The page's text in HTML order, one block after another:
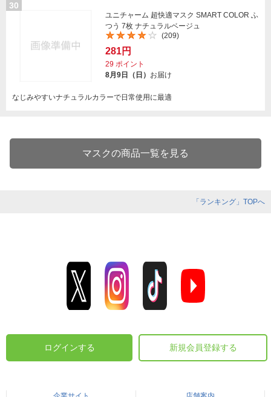
30
ユニチャーム 超快適マスク SMART COLOR ふ
つう 7枚 ナチュラルベージュ
(209)
281円
29 ポイント
8月9日（日） お届け
なじみやすいナチュラルカラーで日常使用に最適
マスクの商品一覧を見る
「ランキング」TOPへ
ログインする 新規会員登録する